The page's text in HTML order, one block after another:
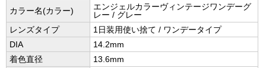
カラー名(カラー)
エンジェルカラーヴィンテージワンデーグ
レー / グレー
レンズタイプ
1日装用使い捨て / ワンデータイプ
DIA
14.2mm
着色直径
13.6mm